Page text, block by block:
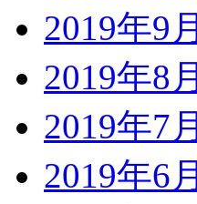
2019年9月
2019年8月
2019年7月
2019年6月